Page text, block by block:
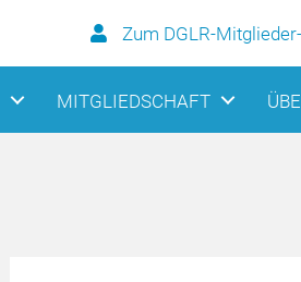
Zum DGLR-
MITGLIEDSCHAFT